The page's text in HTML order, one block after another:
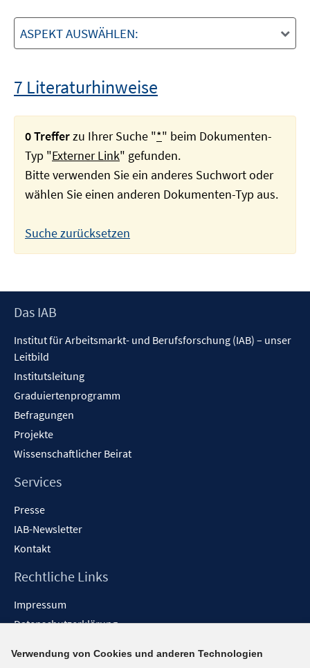
ASPEKT AUSWÄHLEN:
7 Literaturhinweise
0 Trefferzu Ihrer Suche "*" beim Dokumenten-
Typ "Externer Link" gefunden.
Bitte verwenden Sie ein anderes Suchwort oder
wählen Sie einen anderen Dokumenten-Typ aus.
Suche zurücksetzen
Footer
Das IAB
Institut für Arbeitsmarkt- und Berufsforschung (IAB) – unser
Leitbild
Institutsleitung
Graduiertenprogramm
Befragungen
Projekte
Wissenschaftlicher Beirat
Services
Presse
IAB-Newsletter
Kontakt
Rechtliche Links
Impressum
Datenschutzerklärung
Barrieren melden
Verwendung von Cookies und anderen Technologien